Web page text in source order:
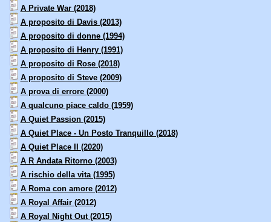
A Private War (2018)
A proposito di Davis (2013)
A proposito di donne (1994)
A proposito di Henry (1991)
A proposito di Rose (2018)
A proposito di Steve (2009)
A prova di errore (2000)
A qualcuno piace caldo (1959)
A Quiet Passion (2015)
A Quiet Place - Un Posto Tranquillo (2018)
A Quiet Place II (2020)
A R Andata Ritorno (2003)
A rischio della vita (1995)
A Roma con amore (2012)
A Royal Affair (2012)
A Royal Night Out (2015)